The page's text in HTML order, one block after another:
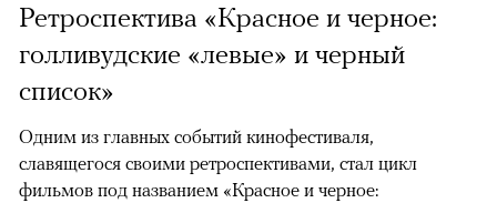
Ретроспектива «Красное и черное:
голливудские «левые» и черный
список»
Одним из главных событий кинофестиваля,
славящегося своими ретроспективами, стал цикл
фильмов под названием «Красное и черное: